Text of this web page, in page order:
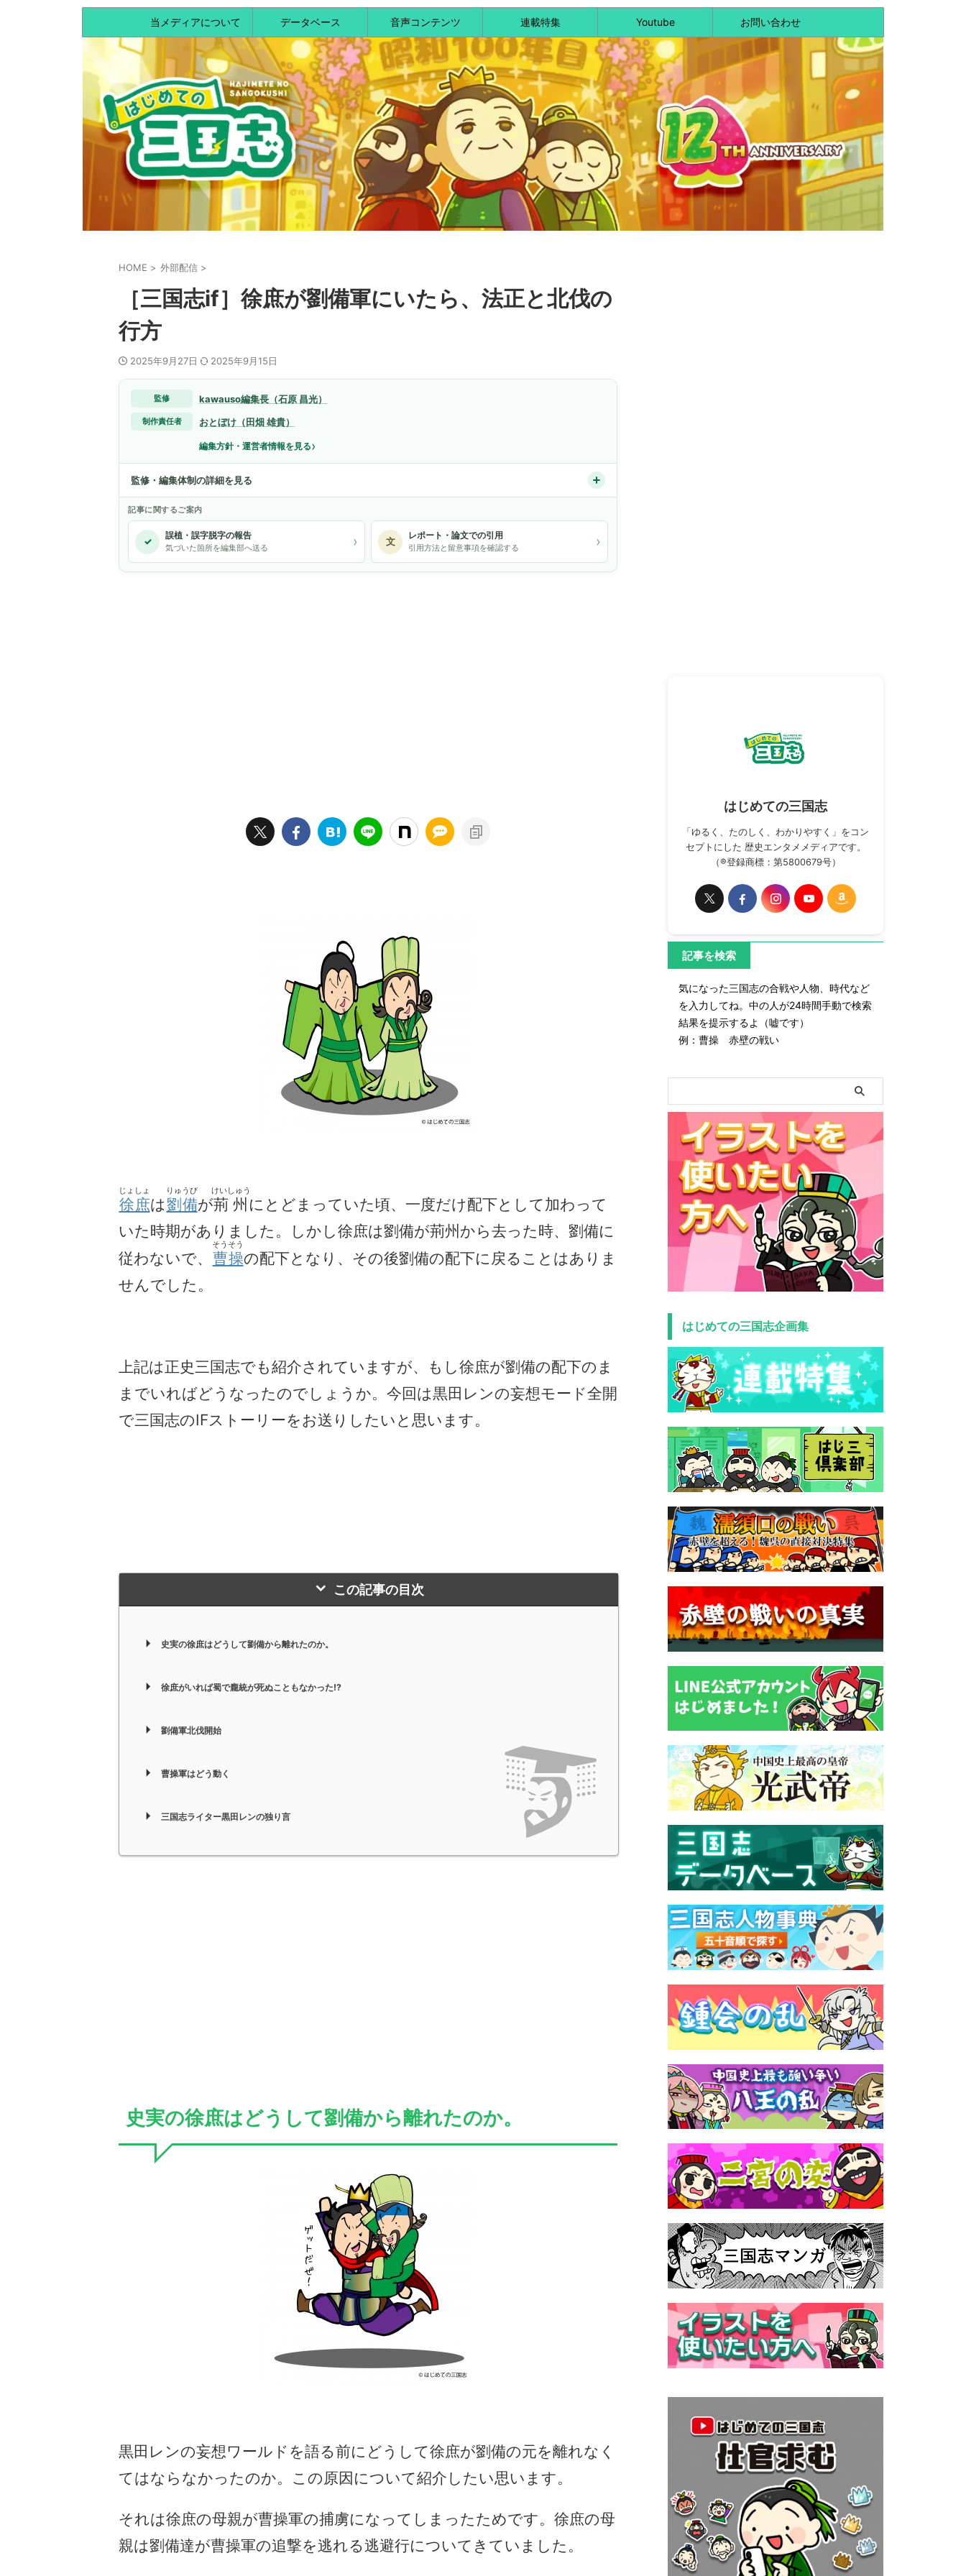
当メディアについて データベース 音声コンテンツ 連載特集 Youtube お問い合わせ
HOME > 外部配信 >
［三国志if］徐庶が劉備軍にいたら、法正と北伐の
行方
2025年9月27日 2025年9月15日
監修 kawauso編集長（石原 昌光）
制作責任者 おとぼけ（田畑 雄貴）
編集方針・運営者情報を見る›
監修・編集体制の詳細を見る
記事に関するご案内
✓ 誤植・誤字脱字の報告
気づいた箇所を編集部へ送る › 文 レポート・論文での引用
引用方法と留意事項を確認する ›
徐庶
じょしょ
は劉備
りゅうび
が荊州
けいしゅう
にとどまっていた頃、一度だけ配下として加わって
いた時期がありました。しかし徐庶は劉備が荊州から去った時、劉備に
従わないで、 曹操
そうそう
の配下となり、その後劉備の配下に戻ることはありま
せんでした。
上記は正史三国志でも紹介されていますが、もし徐庶が劉備の配下のま
までいればどうなったのでしょうか。今回は黒田レンの妄想モード全開
で三国志のIFストーリーをお送りしたいと思います。
この記事の目次
史実の徐庶はどうして劉備から離れたのか。
徐庶がいれば蜀で龐統が死ぬこともなかった!?
劉備軍北伐開始
曹操軍はどう動く
三国志ライター黒田レンの独り言
史実の徐庶はどうして劉備から離れたのか。
黒田レンの妄想ワールドを語る前にどうして徐庶が劉備の元を離れなく
てはならなかったのか。この原因について紹介したい思います。
それは徐庶の母親が曹操軍の捕虜になってしまったためです。徐庶の母
親は劉備達が曹操軍の追撃を逃れる逃避行についてきていました。
はじめての三国志
「ゆるく、たのしく、わかりやすく」をコン
セプトにした 歴史エンタメメディアです。
（®登録商標：第5800679号）
記事を検索
気になった三国志の合戦や人物、時代など
を入力してね。中の人が24時間手動で検索
結果を提示するよ（嘘です）
例：曹操 赤壁の戦い
はじめての三国志企画集